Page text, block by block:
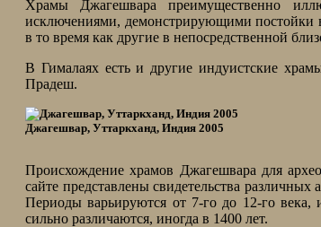
Храмы Джагешвара преимущественно
исключениями, демонстрирующими
в то время как другие в непосредственной
В Гималаях есть и другие индуистские
Прадеш.
Джагешвар, Уттаркханд, Индия 2005
Происхождение храмов Джагешвара для
сайте представлены свидетельства
Периоды варьируются от 7-го до 12-го
сильно различаются, иногда в 1400 лет.